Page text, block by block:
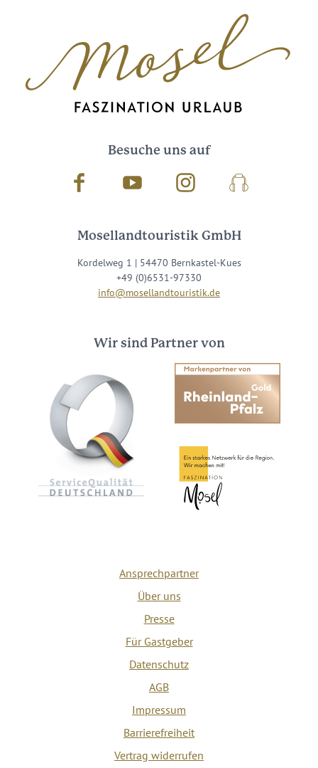
Besuche uns auf
Facebook Youtube InstagramPodcast
Mosellandtouristik GmbH
Kordelweg 1 | 54470 Bernkastel-Kues
+49 (0)6531-97330
info@mosellandtouristik.de
Wir sind Partner von
Ansprechpartner
Über uns
Presse
Für Gastgeber
Datenschutz
AGB
Impressum
Barrierefreiheit
Vertrag widerrufen